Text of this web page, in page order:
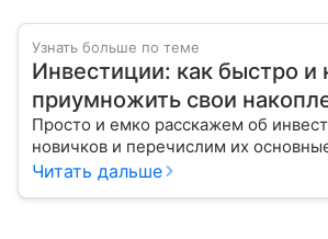
Узнать больше по теме
Инвестиции: как быстро и
приумножить свои
Просто и емко расскажем об
новичков и перечислим их
Читать дальше